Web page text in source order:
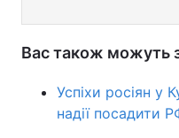
Вас також можуть
Успіхи росіян у
надії посадити